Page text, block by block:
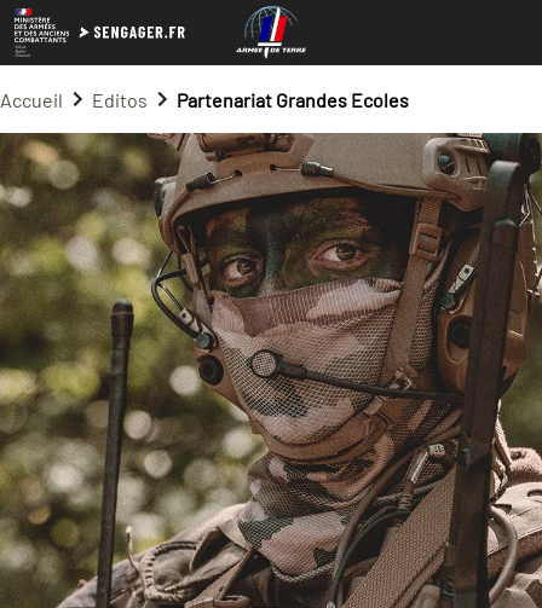
Accueil Editos Partenariat Grandes Ecoles